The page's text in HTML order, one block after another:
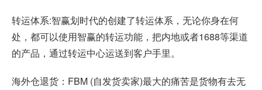
转运体系:智赢划时代的创建了转运体系，无论你身在何
处，都可以使用智赢的转运功能，把内地或者1688等渠道
的产品，通过转运中心运送到客户手里。
海外仓退货：FBM (自发货卖家)最大的痛苦是货物有去无